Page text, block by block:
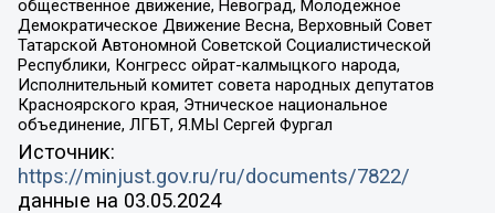
общественное движение, Невоград, Молодежное
Демократическое Движение Весна, Верховный Совет
Татарской Автономной Советской Социалистической
Республики, Конгресс ойрат-калмыцкого народа,
Исполнительный комитет совета народных депутатов
Красноярского края, Этническое национальное
объединение, ЛГБТ, Я.МЫ Сергей Фургал
Источник:
https://minjust.gov.ru/ru/documents/7822/
данные на 03.05.2024